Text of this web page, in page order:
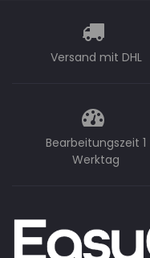
Versand mit DHL
Bearbeitungszeit 1
Werktag